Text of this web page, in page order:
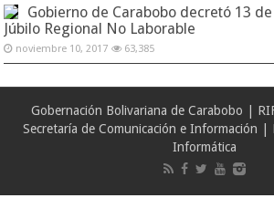
Gobierno de Carabobo decretó 13
Júbilo Regional No Laborable
noviembre 10, 2017 63,385
Gobernación Bolivariana de Carabobo |
Secretaría de Comunicación e Información |
Informática